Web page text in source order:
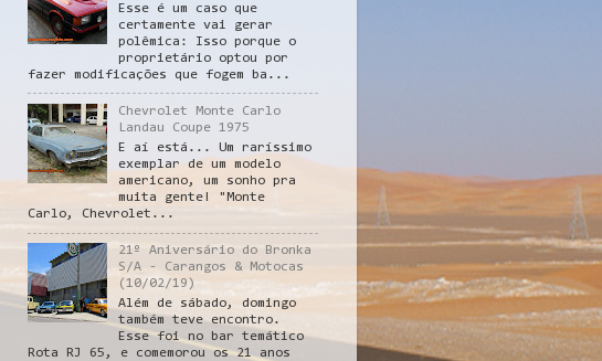
Esse é um caso que
certamente vai gerar
polêmica: Isso porque o
proprietário optou por
fazer modificações que fogem ba...
Chevrolet Monte Carlo
Landau Coupe 1975
E aí está... Um raríssimo
exemplar de um modelo
americano, um sonho pra
muita gente! "Monte
Carlo, Chevrolet...
21º Aniversário do Bronka
S/A - Carangos & Motocas
(10/02/19)
Além de sábado, domingo
também teve encontro.
Esse foi no bar temático
Rota RJ 65, e comemorou os 21 anos